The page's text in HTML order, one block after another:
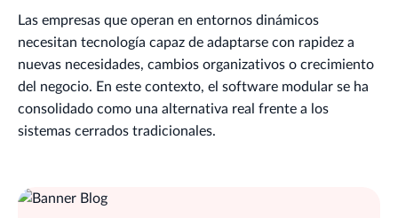
Las empresas que operan en entornos dinámicos
necesitan tecnología capaz de adaptarse con rapidez a
nuevas necesidades, cambios organizativos o crecimiento
del negocio. En este contexto, el software modular se ha
consolidado como una alternativa real frente a los
sistemas cerrados tradicionales.